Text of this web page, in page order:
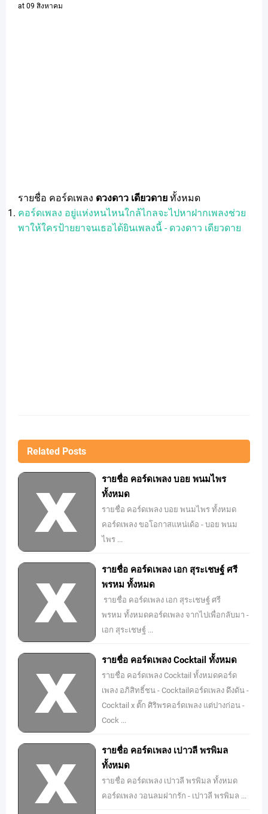
at 09 สิงหาคม
รายชื่อ คอร์ดเพลง ดวงดาว เดียวดาย ทั้งหมด
คอร์ดเพลง อยู่แห่งหนไหนใกล้ไกลจะไปหาฝากเพลงช่วย
พาให้ใครป้ายยาจนเธอได้ยินเพลงนี้ - ดวงดาว เดียวดาย
Related Posts
รายชื่อ คอร์ดเพลง บอย พนมไพร
ทั้งหมด
รายชื่อ คอร์ดเพลง บอย พนมไพร ทั้งหมด
คอร์ดเพลง ขอโอกาสแหน่เด้อ - บอย พนม
ไพร ...
รายชื่อ คอร์ดเพลง เอก สุระเชษฐ์ ศรี
พรหม ทั้งหมด
รายชื่อ คอร์ดเพลง เอก สุระเชษฐ์ ศรี
พรหม ทั้งหมดคอร์ดเพลง จากไปเพื่อกลับมา -
เอก สุระเชษฐ์ ...
รายชื่อ คอร์ดเพลง Cocktail ทั้งหมด
รายชื่อ คอร์ดเพลง Cocktail ทั้งหมดคอร์ด
เพลง อภิสิทธิ์ชน - Cocktailคอร์ดเพลง ดึงดัน -
Cocktail x ตั๊ก ศิริพรคอร์ดเพลง แต่ปางก่อน -
Cock ...
รายชื่อ คอร์ดเพลง เปาวลี พรพิมล
ทั้งหมด
รายชื่อ คอร์ดเพลง เปาวลี พรพิมล ทั้งหมด
คอร์ดเพลง วอนลมฝากรัก - เปาวลี พรพิมล ...